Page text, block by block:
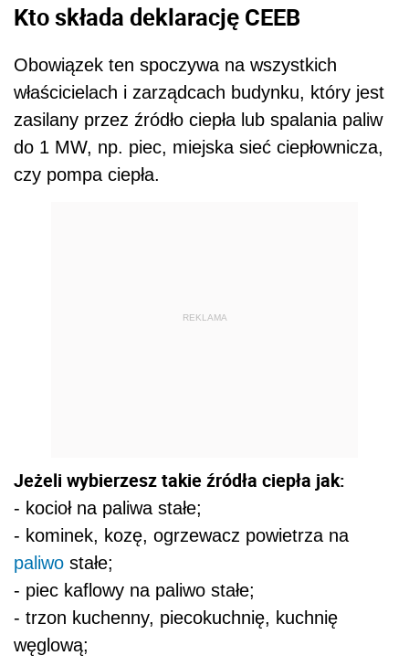
Kto składa deklarację CEEB
Obowiązek ten spoczywa na wszystkich
właścicielach i zarządcach budynku, który jest
zasilany przez źródło ciepła lub spalania paliw
do 1 MW, np. piec, miejska sieć ciepłownicza,
czy pompa ciepła.
REKLAMA
Jeżeli wybierzesz takie źródła ciepła jak:
- kocioł na paliwa stałe;
- kominek, kozę, ogrzewacz powietrza na
paliwo stałe;
- piec kaflowy na paliwo stałe;
- trzon kuchenny, piecokuchnię, kuchnię
węglową;